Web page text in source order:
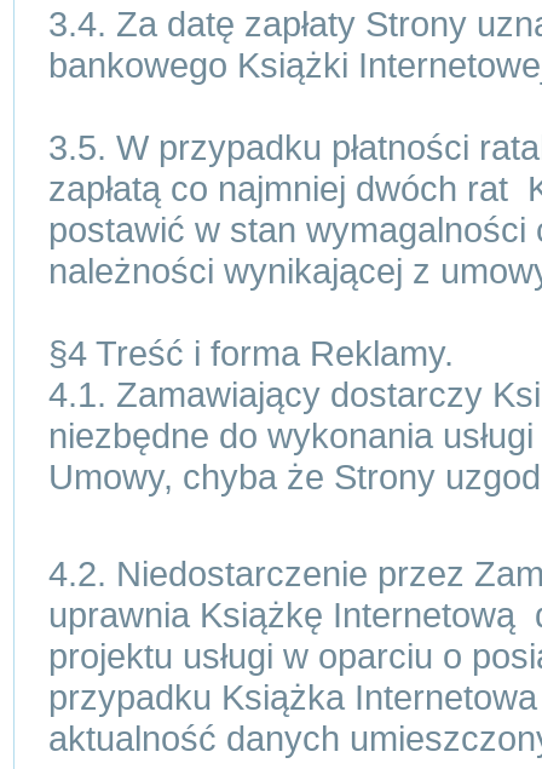
3.4. Za datę zapłaty Strony
bankowego Książki
3.5. W przypadku płatności
zapłatą co najmniej dwóch rat
postawić w stan wymagalności
należności wynikającej z
§4 Treść i forma Reklamy.
4.1. Zamawiający dostarczy
niezbędne do wykonania
Umowy, chyba że Strony
4.2. Niedostarczenie przez
uprawnia Książkę Internetową
projektu usługi w oparciu o
przypadku Książka
aktualność danych